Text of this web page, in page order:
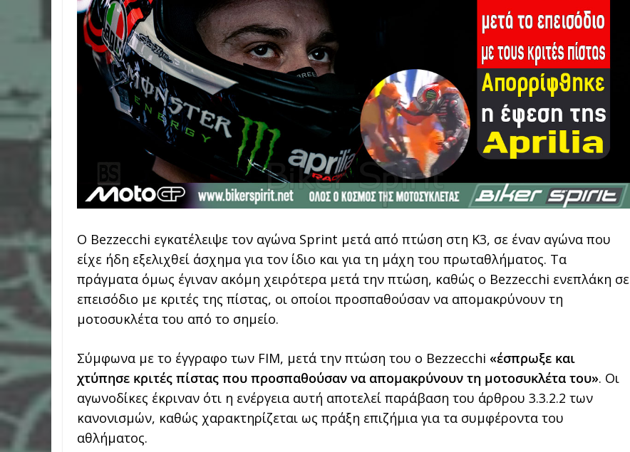
Ο Bezzecchi εγκατέλειψε τον αγώνα Sprint μετά από πτώση στη Κ3, σε έναν αγώνα που
είχε ήδη εξελιχθεί άσχημα για τον ίδιο και για τη μάχη του πρωταθλήματος. Τα
πράγματα όμως έγιναν ακόμη χειρότερα μετά την πτώση, καθώς ο Bezzecchi ενεπλάκη σε
επεισόδιο με κριτές της πίστας, οι οποίοι προσπαθούσαν να απομακρύνουν τη
μοτοσυκλέτα του από το σημείο.
Σύμφωνα με το έγγραφο των FIM, μετά την πτώση του ο Bezzecchi «έσπρωξε και
χτύπησε κριτές πίστας που προσπαθούσαν να απομακρύνουν τη μοτοσυκλέτα του». Οι
αγωνοδίκες έκριναν ότι η ενέργεια αυτή αποτελεί παράβαση του άρθρου 3.3.2.2 των
κανονισμών, καθώς χαρακτηρίζεται ως πράξη επιζήμια για τα συμφέροντα του
αθλήματος.